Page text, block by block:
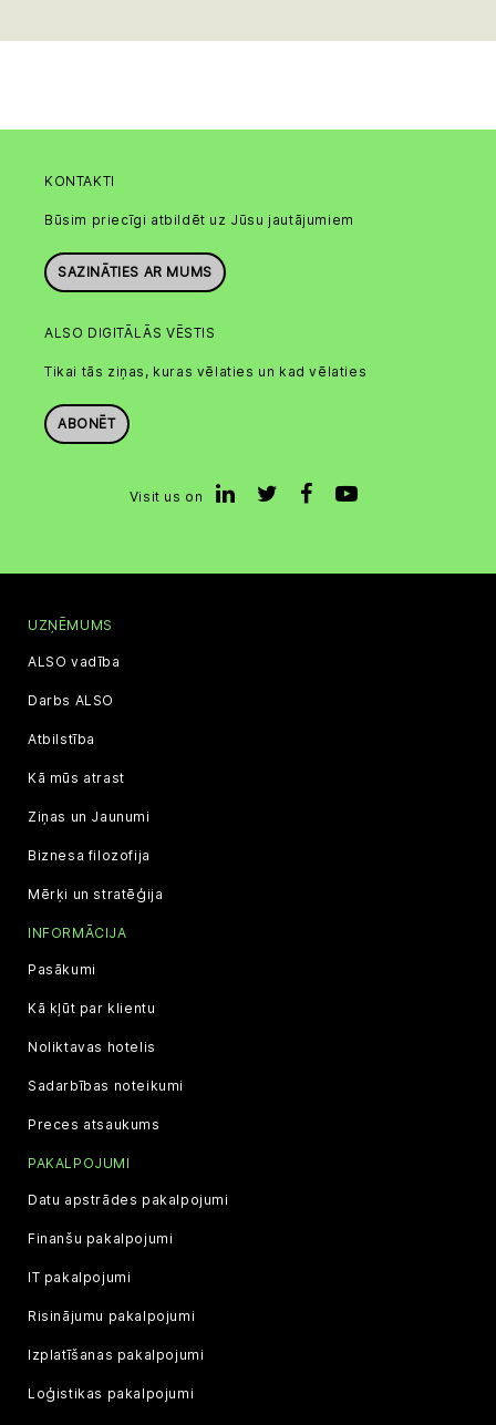
KONTAKTI
Būsim priecīgi atbildēt uz Jūsu jautājumiem
SAZINĀTIES AR MUMS
ALSO DIGITĀLĀS VĒSTIS
Tikai tās ziņas, kuras vēlaties un kad vēlaties
ABONĒT
Visit us on
UZŅĒMUMS
ALSO vadība
Darbs ALSO
Atbilstība
Kā mūs atrast
Ziņas un Jaunumi
Biznesa filozofija
Mērķi un stratēģija
INFORMĀCIJA
Pasākumi
Kā kļūt par klientu
Noliktavas hotelis
Sadarbības noteikumi
Preces atsaukums
PAKALPOJUMI
Datu apstrādes pakalpojumi
Finanšu pakalpojumi
IT pakalpojumi
Risinājumu pakalpojumi
Izplatīšanas pakalpojumi
Loģistikas pakalpojumi